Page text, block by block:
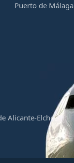
Puerto de Málaga
Alicante-Elche